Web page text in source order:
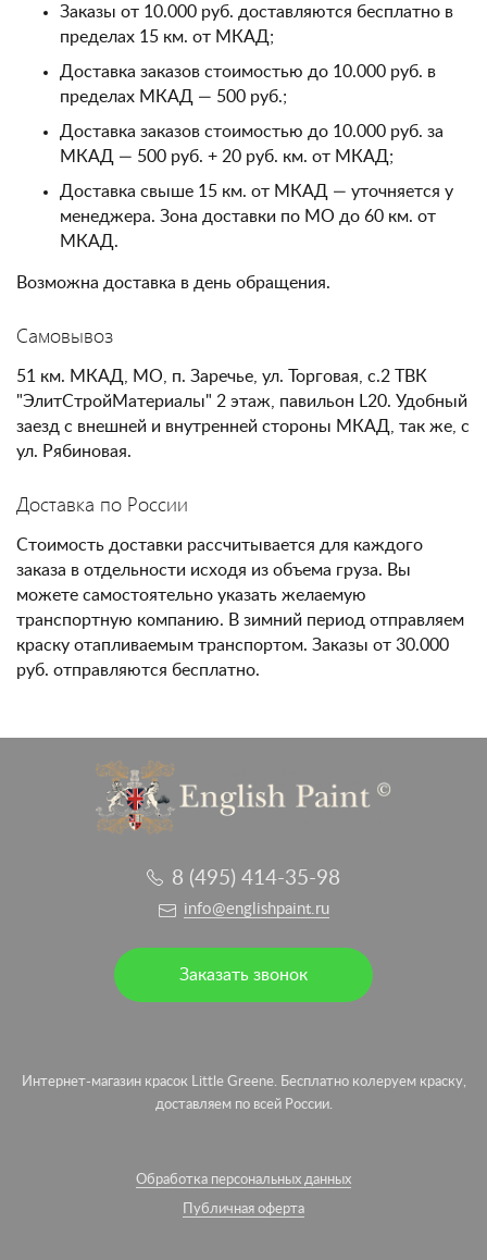
Заказы от 10.000 руб. доставляются бесплатно в
пределах 15 км. от МКАД;
Доставка заказов стоимостью до 10.000 руб. в
пределах МКАД — 500 руб.;
Доставка заказов стоимостью до 10.000 руб. за
МКАД — 500 руб. + 20 руб. км. от МКАД;
Доставка свыше 15 км. от МКАД — уточняется у
менеджера. Зона доставки по МО до 60 км. от
МКАД.
Возможна доставка в день обращения.
Самовывоз
51 км. МКАД, МО, п. Заречье, ул. Торговая, с.2 ТВК
"ЭлитСтройМатериалы" 2 этаж, павильон L20. Удобный
заезд с внешней и внутренней стороны МКАД, так же, с
ул. Рябиновая.
Доставка по России
Стоимость доставки рассчитывается для каждого
заказа в отдельности исходя из объема груза. Вы
можете самостоятельно указать желаемую
транспортную компанию. В зимний период отправляем
краску отапливаемым транспортом. Заказы от 30.000
руб. отправляются бесплатно.
8 (495) 414-35-98
info@englishpaint.ru
Заказать звонок
Интернет-магазин красок Little Greene. Бесплатно колеруем краску,
доставляем по всей России.
Обработка персональных данных
Публичная оферта